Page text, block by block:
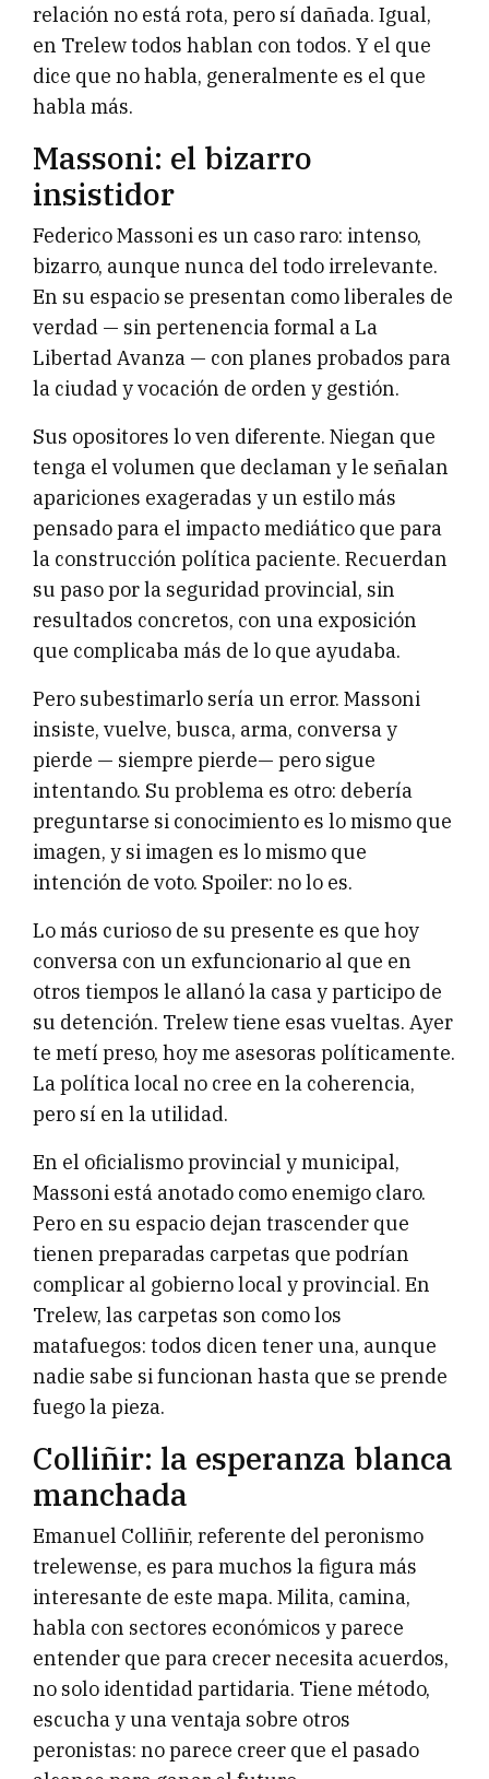
relación no está rota, pero sí dañada. Igual,
en Trelew todos hablan con todos. Y el que
dice que no habla, generalmente es el que
habla más.
Massoni: el bizarro
insistidor
Federico Massoni es un caso raro: intenso,
bizarro, aunque nunca del todo irrelevante.
En su espacio se presentan como liberales de
verdad — sin pertenencia formal a La
Libertad Avanza — con planes probados para
la ciudad y vocación de orden y gestión.
Sus opositores lo ven diferente. Niegan que
tenga el volumen que declaman y le señalan
apariciones exageradas y un estilo más
pensado para el impacto mediático que para
la construcción política paciente. Recuerdan
su paso por la seguridad provincial, sin
resultados concretos, con una exposición
que complicaba más de lo que ayudaba.
Pero subestimarlo sería un error. Massoni
insiste, vuelve, busca, arma, conversa y
pierde — siempre pierde— pero sigue
intentando. Su problema es otro: debería
preguntarse si conocimiento es lo mismo que
imagen, y si imagen es lo mismo que
intención de voto. Spoiler: no lo es.
Lo más curioso de su presente es que hoy
conversa con un exfuncionario al que en
otros tiempos le allanó la casa y participo de
su detención. Trelew tiene esas vueltas. Ayer
te metí preso, hoy me asesoras políticamente.
La política local no cree en la coherencia,
pero sí en la utilidad.
En el oficialismo provincial y municipal,
Massoni está anotado como enemigo claro.
Pero en su espacio dejan trascender que
tienen preparadas carpetas que podrían
complicar al gobierno local y provincial. En
Trelew, las carpetas son como los
matafuegos: todos dicen tener una, aunque
nadie sabe si funcionan hasta que se prende
fuego la pieza.
Colliñir: la esperanza blanca
manchada
Emanuel Colliñir, referente del peronismo
trelewense, es para muchos la figura más
interesante de este mapa. Milita, camina,
habla con sectores económicos y parece
entender que para crecer necesita acuerdos,
no solo identidad partidaria. Tiene método,
escucha y una ventaja sobre otros
peronistas: no parece creer que el pasado